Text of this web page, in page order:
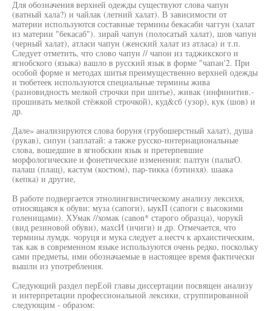
Для обозначения верхней одежды существуют слова чапун
(ватный хала?) и чайлак (летний халат). В зависимости от
материи используются составные термины бекасаби чаггун (халат
из материи "бекасаб"). зирай чапун (полосатый халат), шов чапун
(черный халат), атласи чапун (женский халат из атласа) и т.п.
Следует отметить, что слово чапун // чапон из таджикского и
ягнобского (языка) вашло в русский язык в форме "чапан'2. При
особой форме и методах шитья преимущественно верхней одежды
и тюбетеек используются специальные термины жива
(разновидность мелкой строчки при шитье), живак (инфинитив.-
прошивать мелкой стёжкой строчкой), куд&сб (узор), кук (шов) и
др.
Дале» анализируются слова боруня (грубошерстный халат), душа
(рукав), сипун (заплатай: а также русско-интернациональные
слова, вошедшие в ягнобскин язык н претерпевшие
морфологические и фонетические изменения: палтун (пальтО.
палаш (плащ), кастум (костюм), пар-тикка (бэтинхя). шаака
(кепка) и другие,
В работе подвергается этнолингвистическому анализу лексихя,
относящаяся к обуви: муза (сапоги), ыукП (сапоги с высокими
голенищами). ХУмак //хомак (canon* старого образца), чорукй
(вид резиновой обуви), махсИ (ичиги) и др. Отмечается, что
термины лумдк. чоруця и мука следует а.нестч к архаистическим,
так как в современном языке используются очень редко, поскольку
сами предметы, ими обозначаемые в настоящее время фактически
вышли из употребления.
Следующий раздел перЕой главы диссертации посвящен анализу
и интерпретации профессиональной лексики, сгруппированной
следующим - образом: